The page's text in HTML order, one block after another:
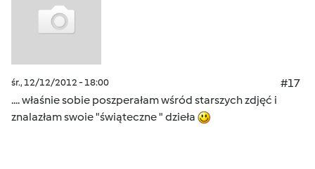
śr., 12/12/2012 - 18:00
#17
.... właśnie sobie poszperałam wśród starszych zdjęć i
znalazłam swoie "świąteczne " dzieła